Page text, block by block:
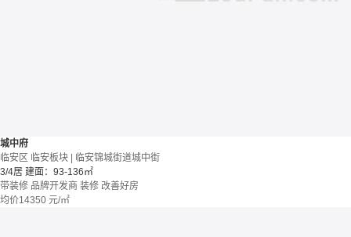
城中府
临安区 临安板块 | 临安锦城街道城中街
3/4居 建面：93-136㎡
带装修 品牌开发商 装修 改善好房
均价14350 元/㎡